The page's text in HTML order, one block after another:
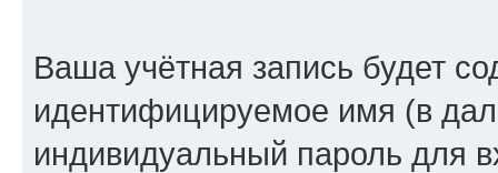
Ваша учётная запись будет
идентифицируемое имя (в
индивидуальный пароль для